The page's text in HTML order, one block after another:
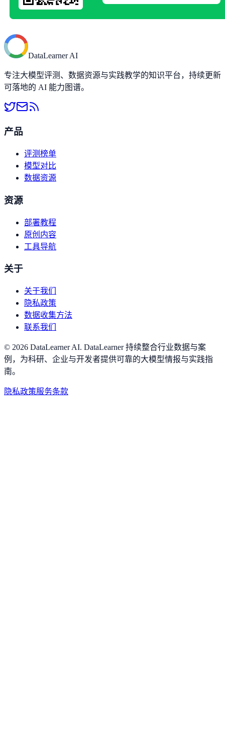
DataLearner AI
专注大模型评测、数据资源与实践教学的知识平台，持续更新
可落地的 AI 能力图谱。
产品
评测榜单
模型对比
数据资源
资源
部署教程
原创内容
工具导航
关于
关于我们
隐私政策
数据收集方法
联系我们
© 2026 DataLearner AI. DataLearner 持续整合行业数据与案
例，为科研、企业与开发者提供可靠的大模型情报与实践指
南。
隐私政策服务条款